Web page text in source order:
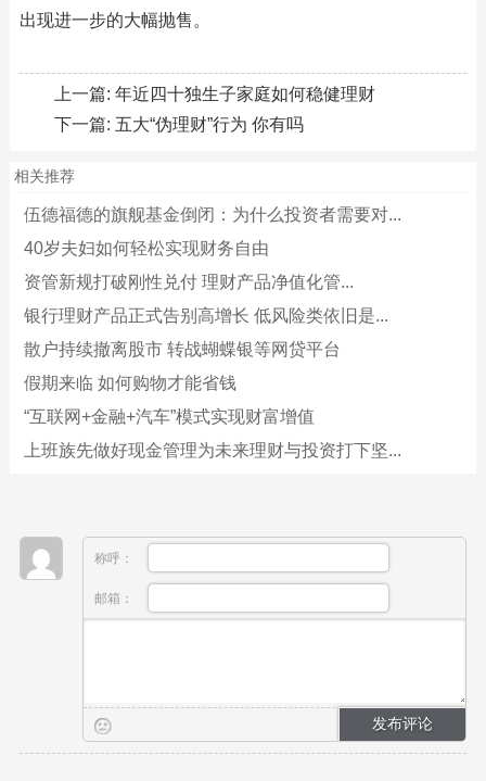
出现进一步的大幅抛售。
上一篇: 年近四十独生子家庭如何稳健理财
下一篇: 五大“伪理财”行为 你有吗
相关推荐
伍德福德的旗舰基金倒闭：为什么投资者需要对...
40岁夫妇如何轻松实现财务自由
资管新规打破刚性兑付 理财产品净值化管...
银行理财产品正式告别高增长 低风险类依旧是...
散户持续撤离股市 转战蝴蝶银等网贷平台
假期来临 如何购物才能省钱
“互联网+金融+汽车”模式实现财富增值
上班族先做好现金管理为未来理财与投资打下坚...
称呼：
邮箱：